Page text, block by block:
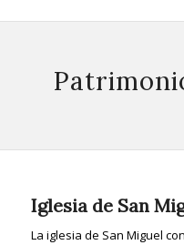
Iglesia de San
La iglesia de San Miguel